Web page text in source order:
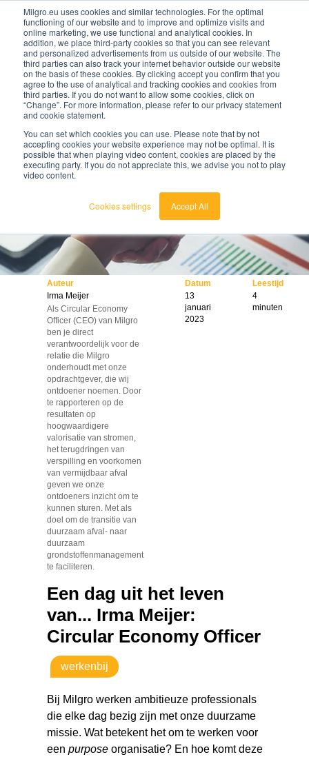
Milgro.eu uses cookies and similar technologies. For the optimal
functioning of our website and to improve and optimize visits and
online marketing, we use functional and analytical cookies. In
addition, we place third-party cookies so that you can see relevant
and personalized advertisements from us outside of our website. The
third parties can also track your internet behavior outside our website
on the basis of these cookies. By clicking accept you confirm that you
agree to the use of analytical and tracking cookies and cookies from
third parties. If you do not want to allow some cookies, click on
“Change”. For more information, please refer to our privacy statement
and cookie statement.
You can set which cookies you can use. Please note that by not
accepting cookies your website experience may not be optimal. It is
possible that when playing video content, cookies are placed by the
executing party. If you do not appreciate this, we advise you not to play
video content.
Cookies settings Accept All
nederlands
english
nl
🔥Grondstoffen worden schaarser en duurder. Weet
jij waar jouw organisatie kwetsbaar is en wat je
eraan kunt doen?
Bekijk de Grondstoffenbarometer
Auteur
Irma Meijer
Als Circular Economy
Officer (CEO) van Milgro
ben je direct
verantwoordelijk voor de
relatie die Milgro
onderhoudt met onze
opdrachtgever, die wij
ontdoener noemen. Door
te rapporteren op de
resultaten op
hoogwaardigere
valorisatie van stromen,
het terugdringen van
verspilling en voorkomen
van vermijdbaar afval
geven we onze
ontdoeners inzicht om te
kunnen sturen. Met als
doel om de transitie van
duurzaam afval- naar
duurzaam
grondstoffenmanagement
te faciliteren.
Datum
13
januari
2023
Leestijd
4
minuten
Een dag uit het leven
van... Irma Meijer:
Circular Economy Officer
werkenbij
Bij Milgro werken ambitieuze professionals
die elke dag bezig zijn met onze duurzame
missie. Wat betekent het om te werken voor
een purposeorganisatie? En hoe komt deze